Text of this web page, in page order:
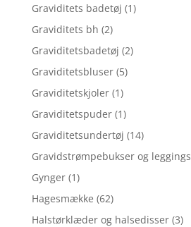
Graviditets badetøj (1)
Graviditets bh (2)
Graviditetsbadetøj (2)
Graviditetsbluser (5)
Graviditetskjoler (1)
Graviditetspuder (1)
Graviditetsundertøj (14)
Gravidstrømpebukser og leggings
Gynger (1)
Hagesmække (62)
Halstørklæder og halsedisser (3)